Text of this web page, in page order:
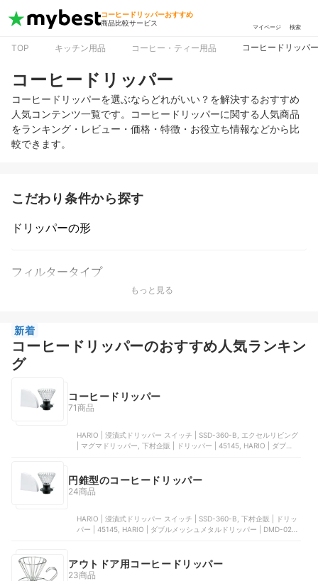
コーヒードリッパーおすすめ
商品比較サービス
マイページ 検索
TOP キッチン用品 コーヒー・ティー用品 コーヒードリッパー
コーヒードリッパー
コーヒードリッパーを選ぶならどれがいい？を解決するおすすめ
人気コンテンツ一覧です。コーヒードリッパーに関する人気商品
をランキング・レビュー・価格・特徴・お役立ち情報などから比
較できます。
こだわり条件から探す
ドリッパーの形
フィルタータイプ
もっと見る
新着
コーヒードリッパーのおすすめ人気ランキン
グ
コーヒードリッパー
71商品
HARIO | 浸漬式ドリッパー スイッチ | SSD-360-B, エクセルリビング
| マグマドリッパー, 下村企販 | ドリッパー | 45145, HARIO | ダブルメ
円錐型のコーヒードリッパー
24商品
HARIO | 浸漬式ドリッパー スイッチ | SSD-360-B, 下村企販 | ドリッ
パー | 45145, HARIO | ダブルメッシュメタルドリッパー | DMD-02-
アウトドア用コーヒードリッパー
23商品